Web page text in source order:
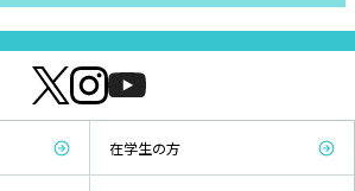
在学生の方